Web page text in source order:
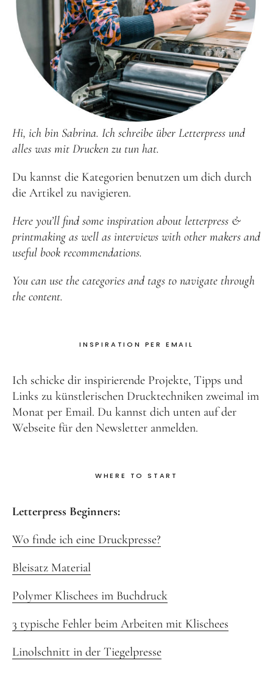
Hi, ich bin Sabrina. Ich schreibe über Letterpress und
alles was mit Drucken zu tun hat.
Du kannst die Kategorien benutzen um dich durch
die Artikel zu navigieren.
Here you’ll find some inspiration about letterpress &
printmaking as well as interviews with other makers and
useful book recommendations.
You can use the categories and tags to navigate through
the content.
INSPIRATION PER EMAIL
Ich schicke dir inspirierende Projekte, Tipps und
Links zu künstlerischen Drucktechniken zweimal im
Monat per Email. Du kannst dich unten auf der
Webseite für den Newsletter anmelden.
WHERE TO START
Letterpress Beginners:
Wo finde ich eine Druckpresse?
Bleisatz Material
Polymer Klischees im Buchdruck
3 typische Fehler beim Arbeiten mit Klischees
Linolschnitt in der Tiegelpresse